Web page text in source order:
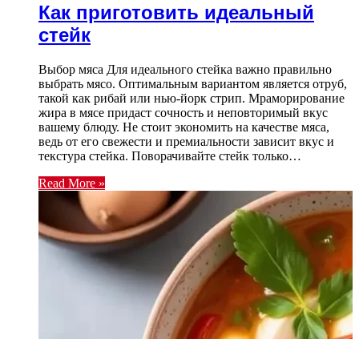
Как приготовить идеальный
стейк
Выбор мяса Для идеального стейка важно правильно
выбрать мясо. Оптимальным вариантом является отруб,
такой как рибай или нью-йорк стрип. Мраморирование
жира в мясе придаст сочность и неповторимый вкус
вашему блюду. Не стоит экономить на качестве мяса,
ведь от его свежести и премиальности зависит вкус и
текстура стейка. Поворачивайте стейк только…
Read More »